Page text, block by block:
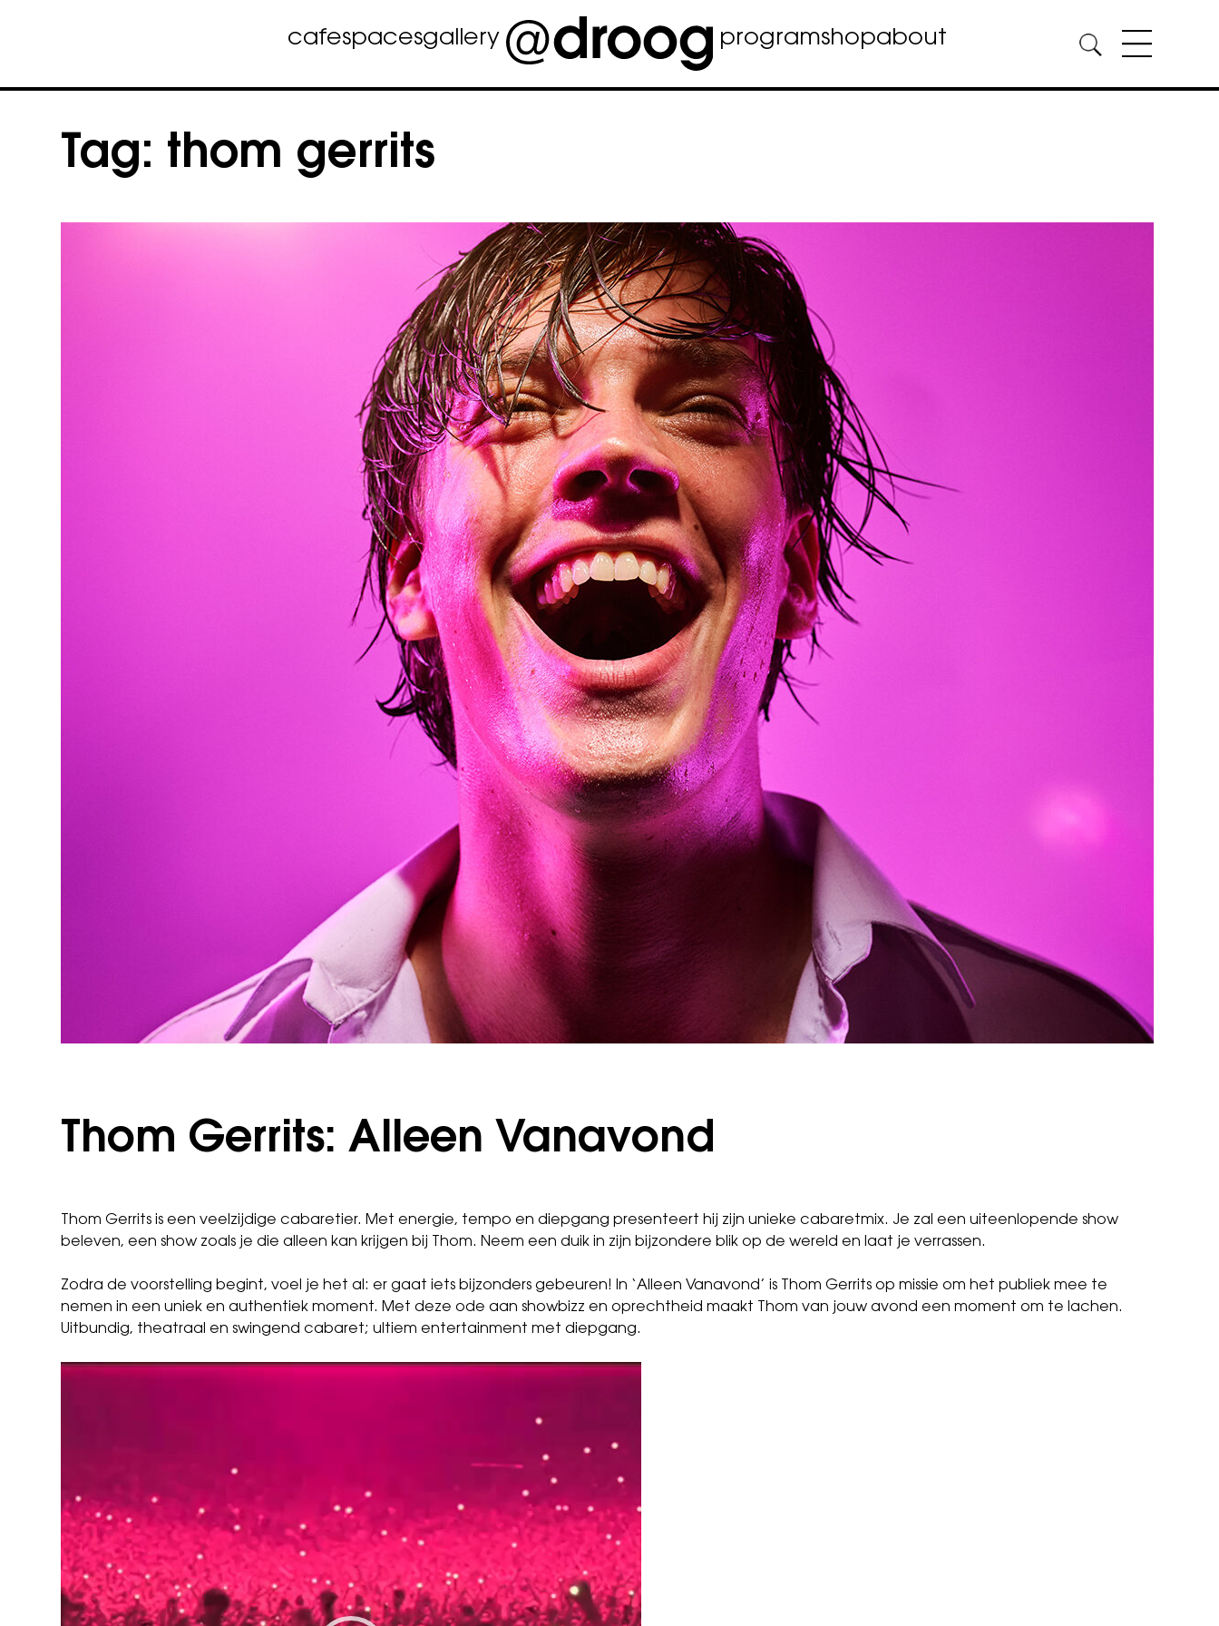
cafespacesgallery programshopabout
Tag: thom gerrits
Thom Gerrits: Alleen Vanavond
Thom Gerrits is een veelzijdige cabaretier. Met energie, tempo en diepgang presenteert hij zijn unieke cabaretmix. Je zal een uiteenlopende show
beleven, een show zoals je die alleen kan krijgen bij Thom. Neem een duik in zijn bijzondere blik op de wereld en laat je verrassen.
Zodra de voorstelling begint, voel je het al: er gaat iets bijzonders gebeuren! In ‘Alleen Vanavond’ is Thom Gerrits op missie om het publiek mee te
nemen in een uniek en authentiek moment. Met deze ode aan showbizz en oprechtheid maakt Thom van jouw avond een moment om te lachen.
Uitbundig, theatraal en swingend cabaret; ultiem entertainment met diepgang.
Video